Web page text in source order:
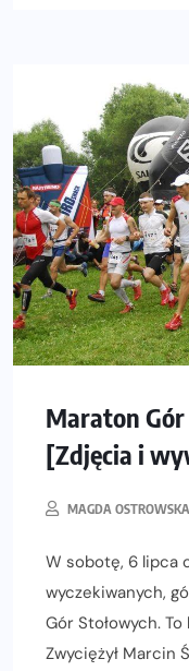
Maraton
[Zdjęcia i
MAGDA
W sobotę, 6 lipca
wyczekiwanych,
Gór Stołowych.
Zwyciężył Marcin